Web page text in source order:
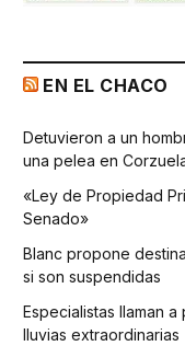
EN EL CHACO
Detuvieron a un
una pelea en
«Ley de Propiedad
Senado»
Blanc propone
si son suspendidas
Especialistas llaman
lluvias extraordinarias